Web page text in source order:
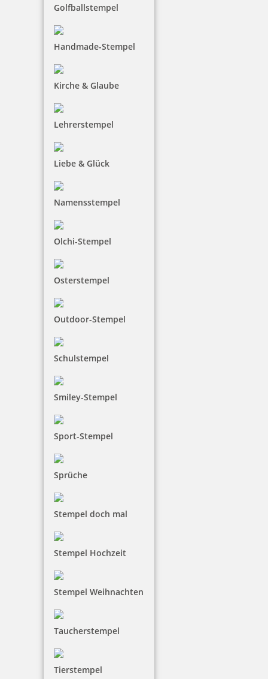
Golfballstempel
Handmade-Stempel
Kirche & Glaube
Lehrerstempel
Liebe & Glück
Namensstempel
Olchi-Stempel
Osterstempel
Outdoor-Stempel
Schulstempel
Smiley-Stempel
Sport-Stempel
Sprüche
Stempel doch mal
Stempel Hochzeit
Stempel Weihnachten
Taucherstempel
Tierstempel